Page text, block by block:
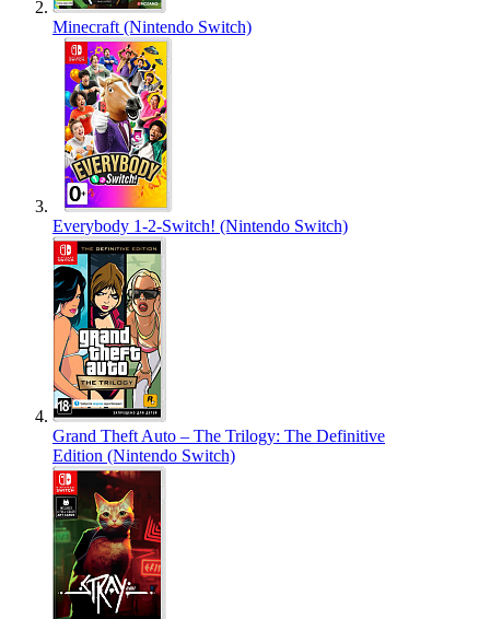
Minecraft (Nintendo Switch)
Everybody 1-2-Switch! (Nintendo Switch)
Grand Theft Auto – The Trilogy: The Definitive
Edition (Nintendo Switch)